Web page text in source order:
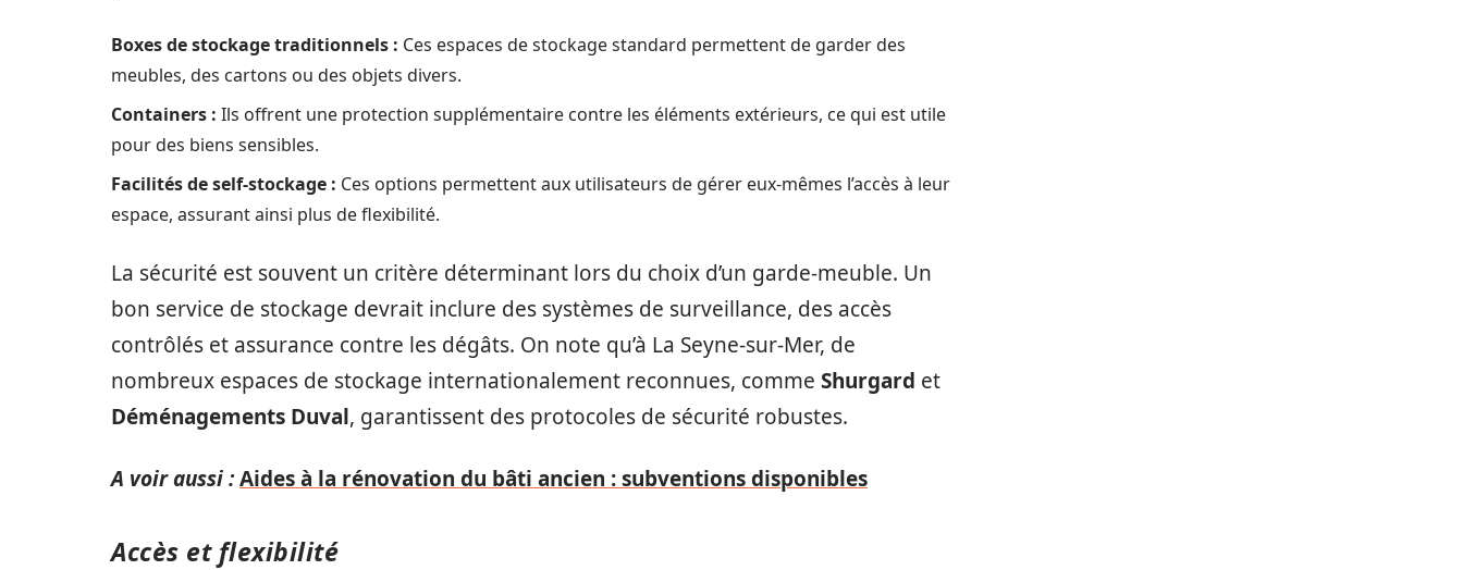
Boxes de stockage traditionnels : Ces espaces de stockage standard permettent de garder des
meubles, des cartons ou des objets divers.
Containers : Ils offrent une protection supplémentaire contre les éléments extérieurs, ce qui est utile
pour des biens sensibles.
Facilités de self-stockage : Ces options permettent aux utilisateurs de gérer eux-mêmes l’accès à leur
espace, assurant ainsi plus de flexibilité.
La sécurité est souvent un critère déterminant lors du choix d’un garde-meuble. Un
bon service de stockage devrait inclure des systèmes de surveillance, des accès
contrôlés et assurance contre les dégâts. On note qu’à La Seyne-sur-Mer, de
nombreux espaces de stockage internationalement reconnues, comme Shurgard et
Déménagements Duval, garantissent des protocoles de sécurité robustes.
A voir aussi :Aides à la rénovation du bâti ancien : subventions disponibles
Accès et flexibilité